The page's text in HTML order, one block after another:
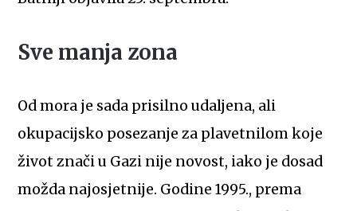
Sve manja zona
Od mora je sada prisilno udaljena, ali
okupacijsko posezanje za plavetnilom koje
život znači u Gazi nije novost, iako je dosad
možda najosjetnije. Godine 1995., prema